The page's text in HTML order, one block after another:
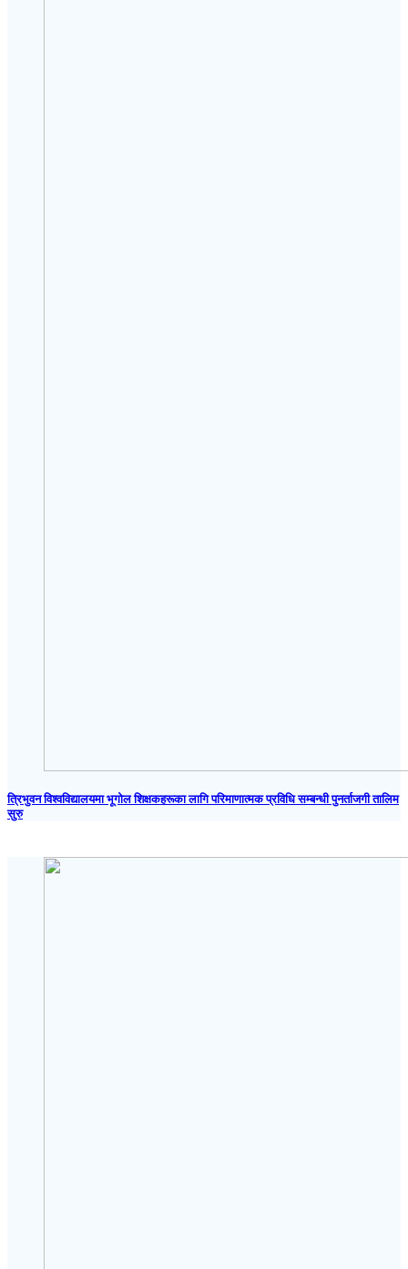
त्रिभुवन विश्वविद्यालयमा भूगोल शिक्षकहरूका लागि परिमाणात्मक प्रविधि सम्बन्धी पुनर्ताजगी तालिम
सुरु